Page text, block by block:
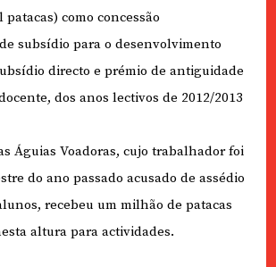
como concessão
subsídio para o desenvolvimento
directo e prémio de antiguidade
dos anos lectivos de 2012/2013
Águias Voadoras, cujo trabalhador foi
do ano passado acusado de assédio
recebeu um milhão de patacas
altura para actividades.